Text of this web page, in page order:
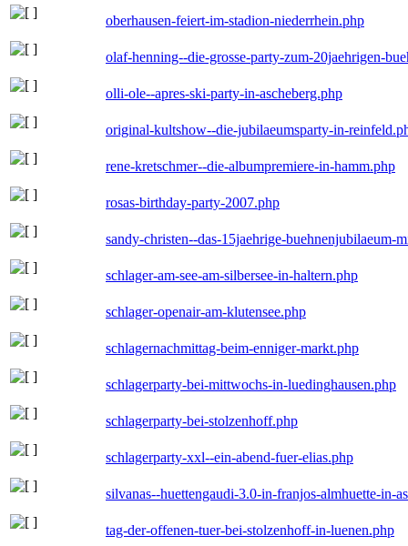
oberhausen-feiert-im-stadion-niederrhein.php
olaf-henning--die-grosse-party-zum-20jaehrigen-
olli-ole--apres-ski-party-in-ascheberg.php
original-kultshow--die-jubilaeumsparty-in-
rene-kretschmer--die-albumpremiere-in-hamm.php
rosas-birthday-party-2007.php
sandy-christen--das-15jaehrige-buehnenjubilaeum-
schlager-am-see-am-silbersee-in-haltern.php
schlager-openair-am-klutensee.php
schlagernachmittag-beim-enniger-markt.php
schlagerparty-bei-mittwochs-in-luedinghausen.php
schlagerparty-bei-stolzenhoff.php
schlagerparty-xxl--ein-abend-fuer-elias.php
silvanas--huettengaudi-3.0-in-franjos-almhuette-in-
tag-der-offenen-tuer-bei-stolzenhoff-in-luenen.php